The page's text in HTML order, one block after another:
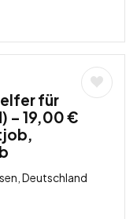
für
– 19,00 €
Deutschland